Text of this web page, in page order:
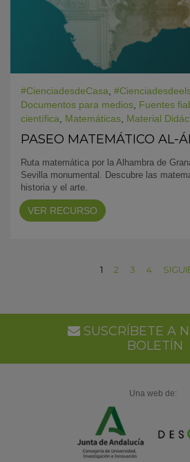
#CienciadesdeCasa
Documentos para medios Fuentes
científica
Matemáticas Material
PASEO MATEMÁTICO AL-
Ruta matemática por la Alhambra de
Sevilla monumental. Descubre las
historia y el arte.
VER RECURSO
1 2 3 4
SUSCRÍBETE A
BOLETÍN
Una web de: